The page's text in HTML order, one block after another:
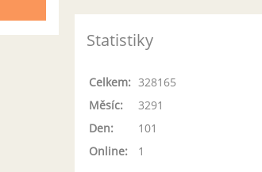
Statistiky
Online: 1
Celkem: 328165
Měsíc:
3291
Den:
101